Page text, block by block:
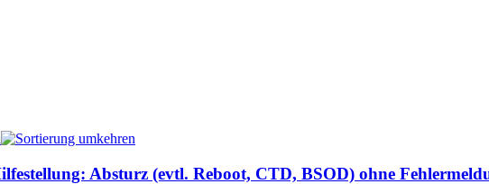
Absturz (evtl. Reboot, CTD, BSOD) ohne